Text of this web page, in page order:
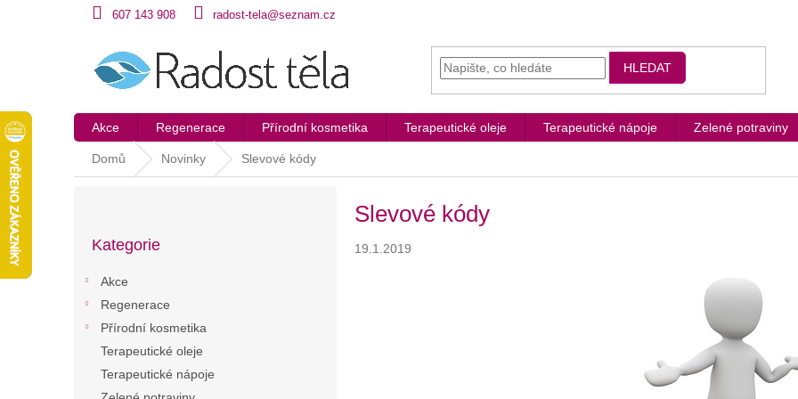
607 143 908 radost-tela@seznam.cz
HLEDAT
Akce Regenerace Přírodní kosmetika Terapeutické oleje Terapeutické nápoje Zelené potraviny
Domů Novinky Slevové kódy
kategorie
Kategorie
Akce
Regenerace
Přírodní kosmetika
Terapeutické oleje
Terapeutické nápoje
Slevové kódy
19.1.2019